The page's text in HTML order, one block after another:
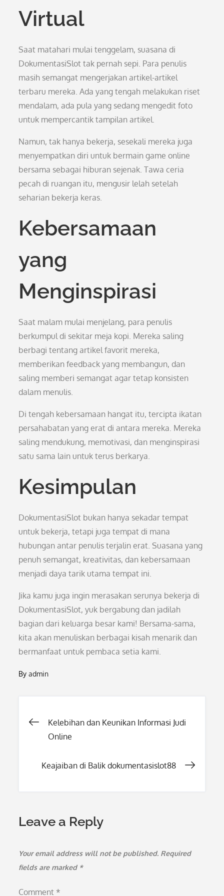
Virtual
Saat matahari mulai tenggelam, suasana di
DokumentasiSlot tak pernah sepi. Para penulis
masih semangat mengerjakan artikel-artikel
terbaru mereka. Ada yang tengah melakukan riset
mendalam, ada pula yang sedang mengedit foto
untuk mempercantik tampilan artikel.
Namun, tak hanya bekerja, sesekali mereka juga
menyempatkan diri untuk bermain game online
bersama sebagai hiburan sejenak. Tawa ceria
pecah di ruangan itu, mengusir lelah setelah
seharian bekerja keras.
Kebersamaan
yang
Menginspirasi
Saat malam mulai menjelang, para penulis
berkumpul di sekitar meja kopi. Mereka saling
berbagi tentang artikel favorit mereka,
memberikan feedback yang membangun, dan
saling memberi semangat agar tetap konsisten
dalam menulis.
Di tengah kebersamaan hangat itu, tercipta ikatan
persahabatan yang erat di antara mereka. Mereka
saling mendukung, memotivasi, dan menginspirasi
satu sama lain untuk terus berkarya.
Kesimpulan
DokumentasiSlot bukan hanya sekadar tempat
untuk bekerja, tetapi juga tempat di mana
hubungan antar penulis terjalin erat. Suasana yang
penuh semangat, kreativitas, dan kebersamaan
menjadi daya tarik utama tempat ini.
Jika kamu juga ingin merasakan serunya bekerja di
DokumentasiSlot, yuk bergabung dan jadilah
bagian dari keluarga besar kami! Bersama-sama,
kita akan menuliskan berbagai kisah menarik dan
bermanfaat untuk pembaca setia kami.
Byadmin
Post
Kelebihan dan Keunikan Informasi Judi
Online
Keajaiban di Balik dokumentasislot88
Leave a Reply
Your email address will not be published. Required
fields are marked *
Comment *